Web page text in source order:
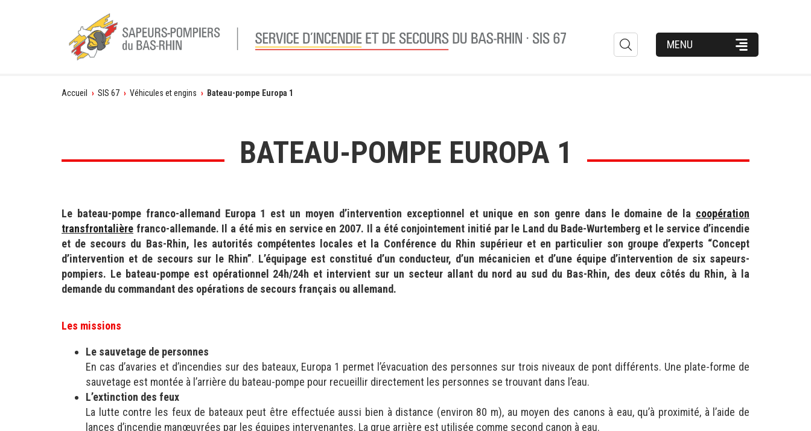
Formulaire
de
MENU
Vous
Accueil › SIS 67 › Véhicules et engins › Bateau-pompe Europa 1
BATEAU-POMPE EUROPA 1
Le bateau-pompe franco-allemand Europa 1 est un moyen d’intervention exceptionnel et unique en son genre dans le domaine de la coopération
transfrontalière franco-allemande. Il a été mis en service en 2007. Il a été conjointement initié par le Land du Bade-Wurtemberg et le service d’incendie
et de secours du Bas-Rhin, les autorités compétentes locales et la Conférence du Rhin supérieur et en particulier son groupe d’experts “Concept
d’intervention et de secours sur le Rhin”. L’équipage est constitué d’un conducteur, d’un mécanicien et d’une équipe d’intervention de six sapeurs-
pompiers. Le bateau-pompe est opérationnel 24h/24h et intervient sur un secteur allant du nord au sud du Bas-Rhin, des deux côtés du Rhin, à la
demande du commandant des opérations de secours français ou allemand.
Les missions
Le sauvetage de personnes
En cas d’avaries et d’incendies sur des bateaux, Europa 1 permet l’évacuation des personnes sur trois niveaux de pont différents. Une plate-forme de
sauvetage est montée à l’arrière du bateau-pompe pour recueillir directement les personnes se trouvant dans l’eau.
L’extinction des feux
La lutte contre les feux de bateaux peut être effectuée aussi bien à distance (environ 80 m), au moyen des canons à eau, qu’à proximité, à l’aide de
lances d’incendie manœuvrées par les équipes intervenantes. La grue arrière est utilisée comme second canon à eau.